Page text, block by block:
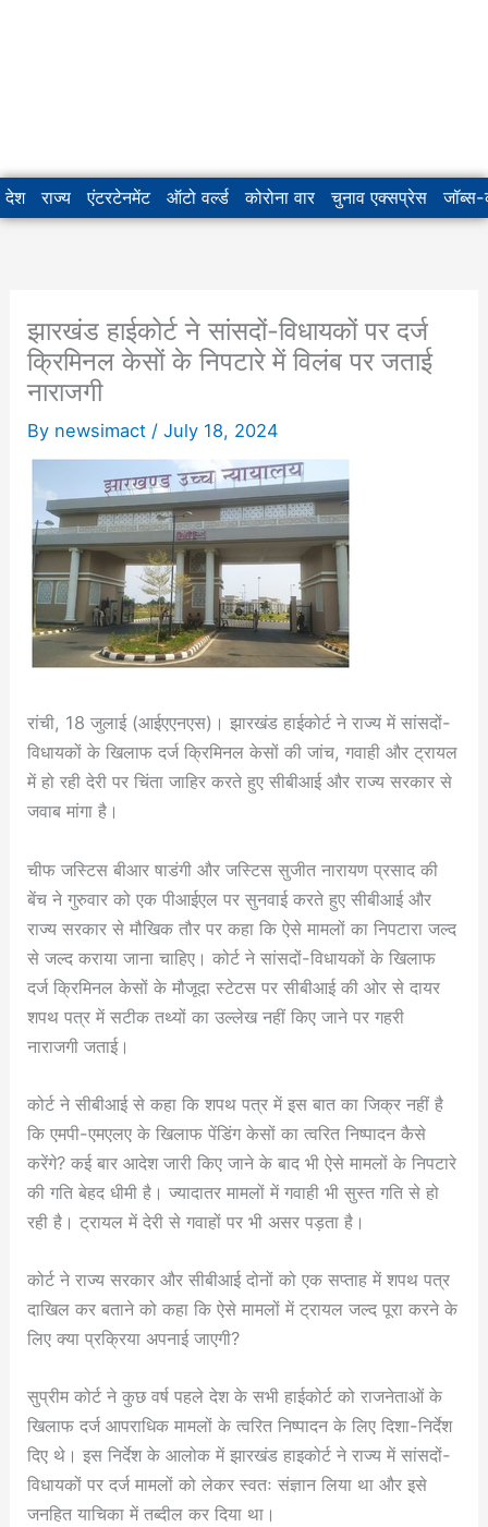
देश राज्य एंटरटेनमेंट ऑटो वर्ल्ड कोरोना वार चुनाव एक्सप्रेस जॉब्स-
झारखंड हाईकोर्ट ने सांसदों-विधायकों पर दर्ज
क्रिमिनल केसों के निपटारे में विलंब पर जताई
नाराजगी
By newsimact /July 18, 2024
रांची, 18 जुलाई (आईएएनएस)। झारखंड हाईकोर्ट ने राज्य में सांसदों-
विधायकों के खिलाफ दर्ज क्रिमिनल केसों की जांच, गवाही और ट्रायल
में हो रही देरी पर चिंता जाहिर करते हुए सीबीआई और राज्य सरकार से
जवाब मांगा है।
चीफ जस्टिस बीआर षाडंगी और जस्टिस सुजीत नारायण प्रसाद की
बेंच ने गुरुवार को एक पीआईएल पर सुनवाई करते हुए सीबीआई और
राज्य सरकार से मौखिक तौर पर कहा कि ऐसे मामलों का निपटारा जल्द
से जल्द कराया जाना चाहिए। कोर्ट ने सांसदों-विधायकों के खिलाफ
दर्ज क्रिमिनल केसों के मौजूदा स्टेटस पर सीबीआई की ओर से दायर
शपथ पत्र में सटीक तथ्यों का उल्लेख नहीं किए जाने पर गहरी
नाराजगी जताई।
कोर्ट ने सीबीआई से कहा कि शपथ पत्र में इस बात का जिक्र नहीं है
कि एमपी-एमएलए के खिलाफ पेंडिंग केसों का त्वरित निष्पादन कैसे
करेंगे? कई बार आदेश जारी किए जाने के बाद भी ऐसे मामलों के निपटारे
की गति बेहद धीमी है। ज्यादातर मामलों में गवाही भी सुस्त गति से हो
रही है। ट्रायल में देरी से गवाहों पर भी असर पड़ता है।
कोर्ट ने राज्य सरकार और सीबीआई दोनों को एक सप्ताह में शपथ पत्र
दाखिल कर बताने को कहा कि ऐसे मामलों में ट्रायल जल्द पूरा करने के
लिए क्या प्रक्रिया अपनाई जाएगी?
सुप्रीम कोर्ट ने कुछ वर्ष पहले देश के सभी हाईकोर्ट को राजनेताओं के
खिलाफ दर्ज आपराधिक मामलों के त्वरित निष्पादन के लिए दिशा-निर्देश
दिए थे। इस निर्देश के आलोक में झारखंड हाइकोर्ट ने राज्य में सांसदों-
विधायकों पर दर्ज मामलों को लेकर स्वतः संज्ञान लिया था और इसे
जनहित याचिका में तब्दील कर दिया था।